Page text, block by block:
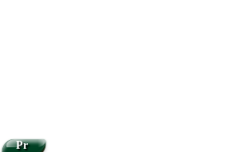
Pr